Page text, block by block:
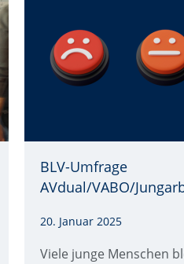
Quelle: ©Lerbank-bbk22
BLV-Umfrage
AVdual/VABO/
20. Januar 2025
Viele junge Menschen